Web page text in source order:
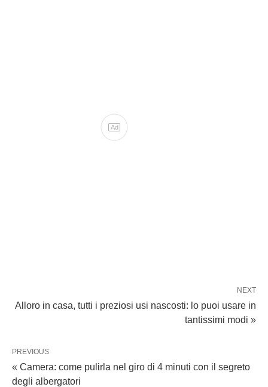
Ad
NEXT
Alloro in casa, tutti i preziosi usi nascosti: lo puoi usare in
tantissimi modi »
PREVIOUS
« Camera: come pulirla nel giro di 4 minuti con il segreto
degli albergatori